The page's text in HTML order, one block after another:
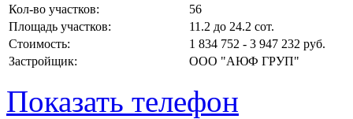
Кол-во участков:
56
Площадь участков:
11.2 до 24.2 сот.
Стоимость:
1 834 752 - 3 947 232 руб.
Застройщик:
ООО "АЮФ ГРУП"
Показать телефон